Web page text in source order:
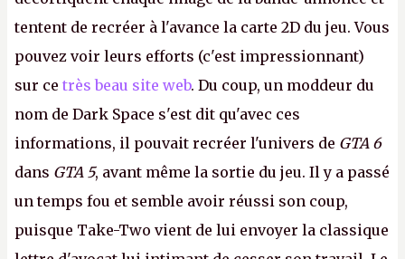
tentent de recréer à l'avance la carte 2D du jeu. Vous
pouvez voir leurs efforts (c'est impressionnant)
sur ce très beau site web. Du coup, un moddeur du
nom de Dark Space s'est dit qu'avec ces
informations, il pouvait recréer l'univers de GTA 6
dans GTA 5, avant même la sortie du jeu. Il y a passé
un temps fou et semble avoir réussi son coup,
puisque Take-Two vient de lui envoyer la classique